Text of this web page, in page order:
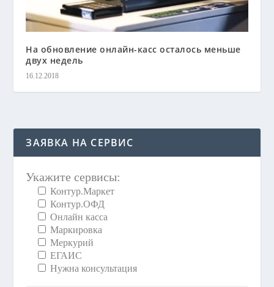
На обновление онлайн-касс осталось меньше
двух недель
16.12.2018
ЗАЯВКА НА СЕРВИС
Укажите сервисы:
Контур.Маркет
Контур.ОФД
Онлайн касса
Маркировка
Меркурий
ЕГАИС
Нужна консультация